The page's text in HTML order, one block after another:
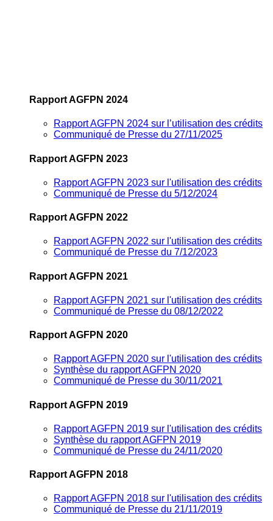
Rapport AGFPN 2024
Rapport AGFPN 2024 sur l’utilisation des crédits
Communiqué de Presse du 27/11/2025
Rapport AGFPN 2023
Rapport AGFPN 2023 sur l'utilisation des crédits
Communiqué de Presse du 5/12/2024
Rapport AGFPN 2022
Rapport AGFPN 2022 sur l'utilisation des crédits
Communiqué de Presse du 7/12/2023
Rapport AGFPN 2021
Rapport AGFPN 2021 sur l'utilisation des crédits
Communiqué de Presse du 08/12/2022
Rapport AGFPN 2020
Rapport AGFPN 2020 sur l'utilisation des crédits
Synthèse du rapport AGFPN 2020
Communiqué de Presse du 30/11/2021
Rapport AGFPN 2019
Rapport AGFPN 2019 sur l'utilisation des crédits
Synthèse du rapport AGFPN 2019
Communiqué de Presse du 24/11/2020
Rapport AGFPN 2018
Rapport AGFPN 2018 sur l'utilisation des crédits
Communiqué de Presse du 21/11/2019